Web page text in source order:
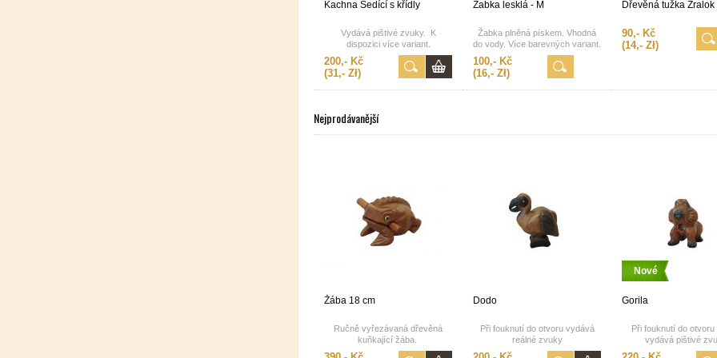
Kachna Sedící s křídly
Vydává pištivé zvuky. K
dispozici více variant.
200,- Kč
(31,- Zł)
Žabka lesklá - M
Žabka plněná pískem. Vhodná
do vody. Více barevných variant.
100,- Kč
(16,- Zł)
Dřevěná tužka Žralok
90,- Kč
(14,- Zł)
Nejprodávanější
Žába 18 cm
Ručně vyřezávaná dřevěná
kuňkající žába.
Dodo
Při fouknutí do otvoru vydává
reálné zvuky
Nové
Gorila
Při fouknutí do otvoru
vydává pištivé